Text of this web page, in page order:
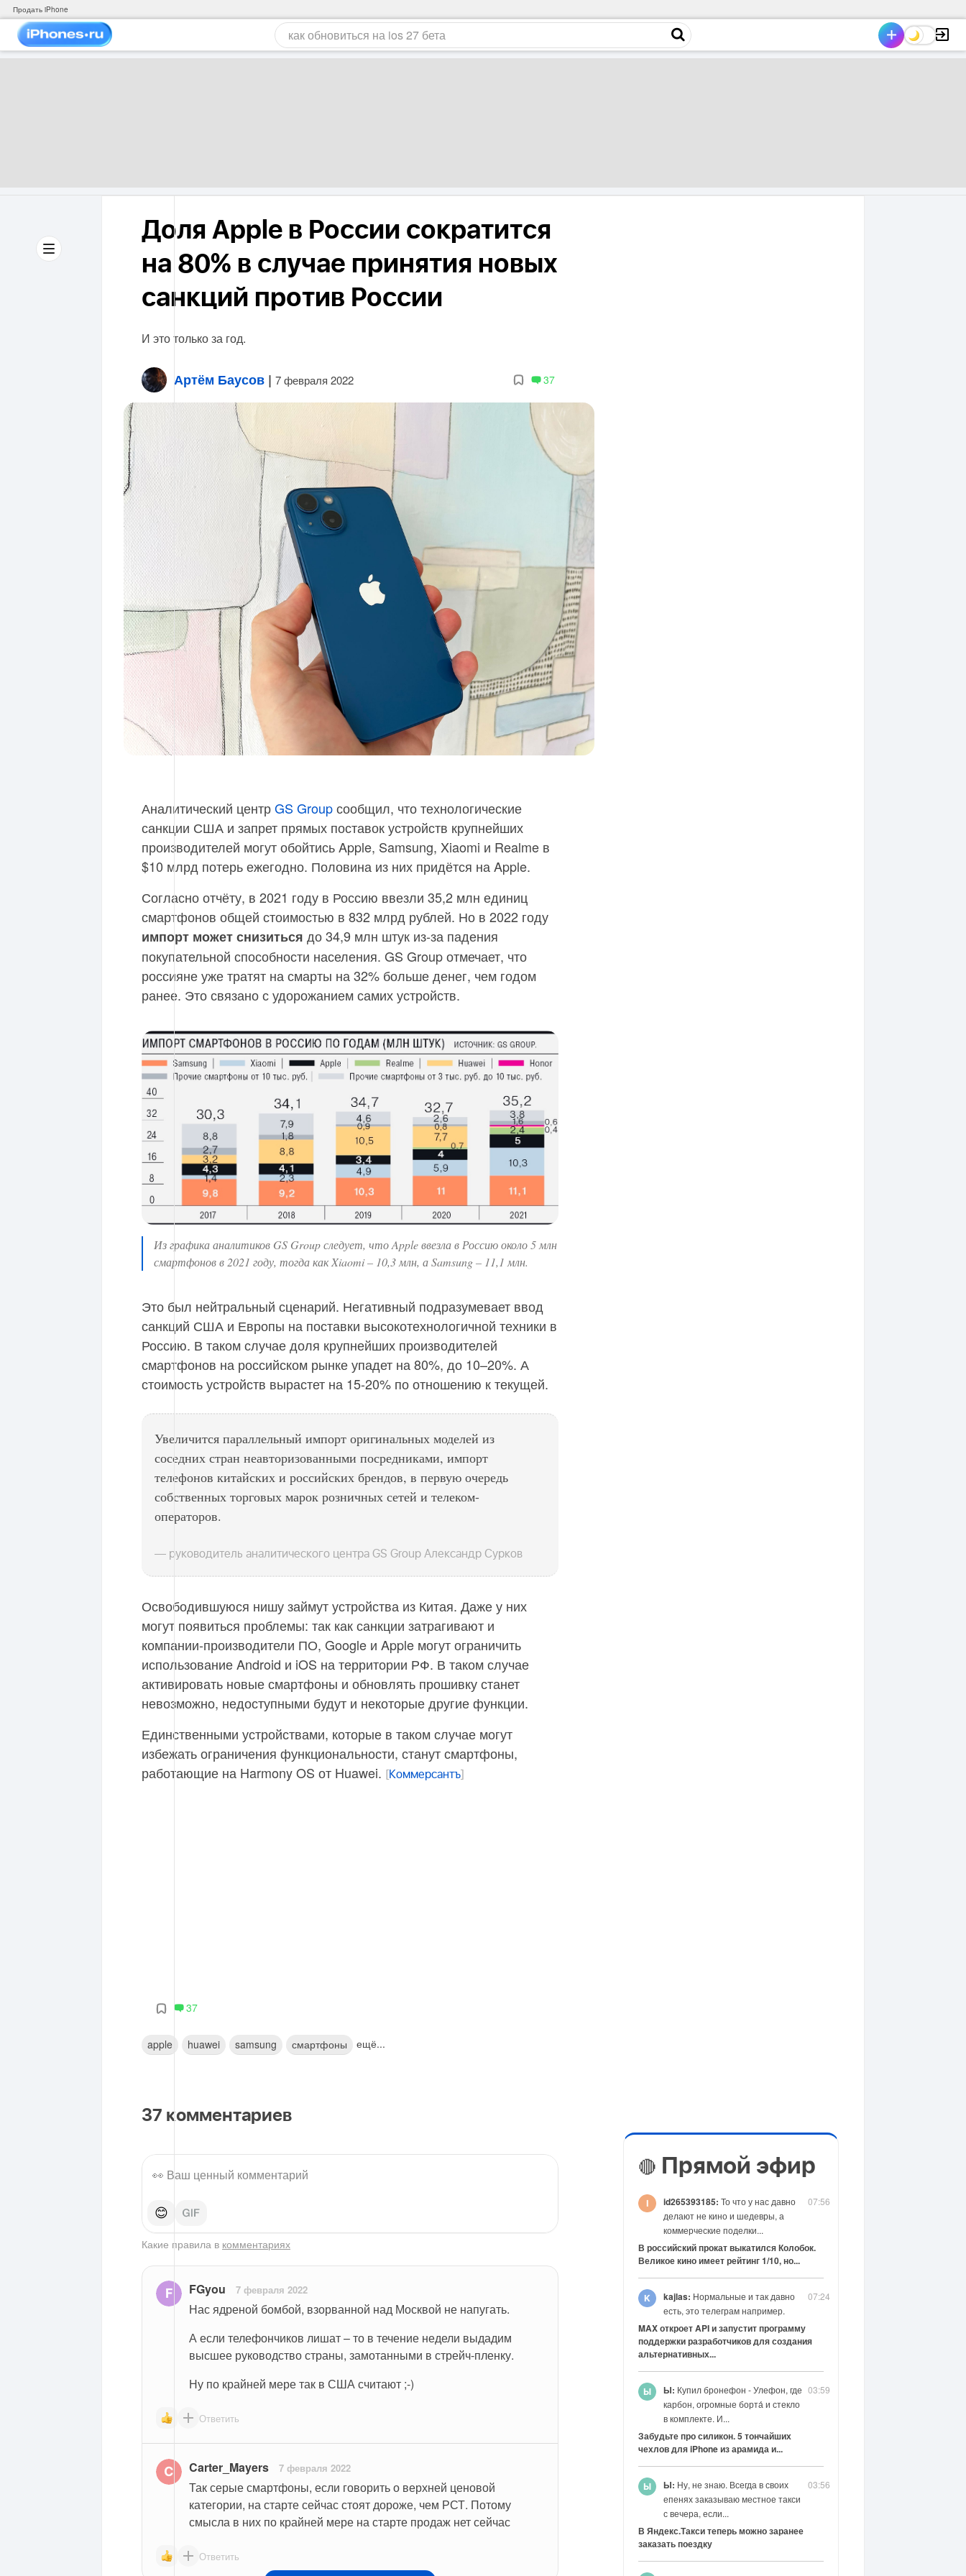
Продать iPhone
Доля Apple в России сократится
на 80% в случае принятия новых
санкций против России
И это только за год.
Артём Баусов | 7 февраля 2022 37
Аналитический центрGS Groupсообщил, что технологические
санкции США и запрет прямых поставок устройств крупнейших
производителей могут обойтись Apple, Samsung, Xiaomi и Realme в
$10 млрд потерь ежегодно. Половина из них придётся на Apple.
Согласно отчёту, в 2021 году в Россию ввезли 35,2 млн единиц
смартфонов общей стоимостью в 832 млрд рублей. Но в 2022 году
импорт может снизиться до 34,9 млн штук из-за падения
покупательной способности населения. GS Group отмечает, что
россияне уже тратят на смарты на 32% больше денег, чем годом
ранее. Это связано с удорожанием самих устройств.
Из графика аналитиков GS Group следует, что Apple ввезла в Россию около 5 млн
смартфонов в 2021 году, тогда как Xiaomi – 10,3 млн, а Samsung – 11,1 млн.
Это был нейтральный сценарий. Негативный подразумевает ввод
санкций США и Европы на поставки высокотехнологичной техники в
Россию. В таком случае доля крупнейших производителей
смартфонов на российском рынке упадет на 80%, до 10–20%. А
стоимость устройств вырастет на 15-20% по отношению к текущей.
Увеличится параллельный импорт оригинальных моделей из
соседних стран неавторизованными посредниками, импорт
телефонов китайских и российских брендов, в первую очередь
собственных торговых марок розничных сетей и телеком-
операторов.
— руководитель аналитического центра GS Group Александр Сурков
Освободившуюся нишу займут устройства из Китая. Даже у них
могут появиться проблемы: так как санкции затрагивают и
компании-производители ПО, Google и Apple могут ограничить
использование Android и iOS на территории РФ. В таком случае
активировать новые смартфоны и обновлять прошивку станет
невозможно, недоступными будут и некоторые другие функции.
Единственными устройствами, которые в таком случае могут
избежать ограничения функциональности, станут смартфоны,
работающие на Harmony OS от Huawei.
Коммерсантъ
37
apple huawei samsung смартфоны ещё...
37 комментариев
😊
Какие правила в комментариях
FGyou 7 февраля 2022
Нас ядреной бомбой, взорванной над Москвой не напугать.
А если телефончиков лишат – то в течение недели выдадим
высшее руководство страны, замотанными в стрейч-пленку.
Ну по крайней мере так в США считают ;-)
Ответить
Carter_Mayers 7 февраля 2022
Так серые смартфоны, если говорить о верхней ценовой
категории, на старте сейчас стоят дороже, чем РСТ. Потому
смысла в них по крайней мере на старте продаж нет сейчас
Ответить
🔴 Прямой эфир
07:56
id265393185: То что у нас давно
делают не кино и шедевры, а
коммерческие поделки...
В российский прокат выкатился Колобок.
Великое кино имеет рейтинг 1/10, но...
07:24
kajlas: Нормальные и так давно
есть, это телеграм например.
MAX откроет API и запустит программу
поддержки разработчиков для создания
альтернативных...
03:59
Ы: Купил бронефон - Улефон, где
карбон, огромные борта́ и стекло
в комплекте. И...
Забудьте про силикон. 5 тончайших
чехлов для iPhone из арамида и...
03:56
Ы: Ну, не знаю. Всегда в своих
епенях заказываю местное такси
с вечера, если...
В Яндекс.Такси теперь можно заранее
заказать поездку